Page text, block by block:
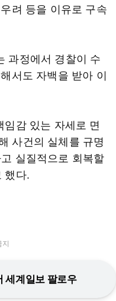
려 등을 이유로 구속
과정에서 경찰이 수
서도 자백을 받아 이
임감 있는 자세로 면
사건의 실체를 규명
실질적으로 회복할
했다.
세계일보 팔로우